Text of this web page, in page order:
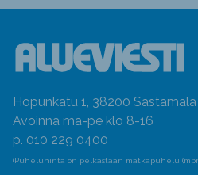
Hopunkatu 1, 38200 Sastamala
Avoinna ma-pe klo 8-16
p. 010 229 0400
(Puheluhinta on pelkästään matkapuhelu